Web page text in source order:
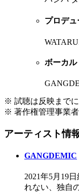
プロデ
ボーカル
※ 試聴は反映までに
※ 著作権管理事業者
アーティスト情
GANGDEMIC
2021年5月19
れない、独自